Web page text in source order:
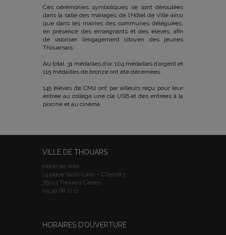
Ces cérémonies symboliques se sont déroulées
dans la salle des mariages de l’Hôtel de Ville ainsi
que dans les mairies des communes déléguées,
en présence des enseignants et des élèves, afin
de valoriser l’engagement citoyen des jeunes
Thouarsais.
Au total, 31 médailles d’or, 104 médailles d’argent et
115 médailles de bronze ont été décernées.
145 élèves de CM2 ont par ailleurs reçu pour leur
entrée au collège une clé USB et des entrées à la
piscine et au cinéma
VILLE DE THOUARS
Hôtel de Ville
14 place Saint-Laon – CS50183
79103 Thouars Cedex
05.49.68.11.11
HORAIRES D’OUVERTURE